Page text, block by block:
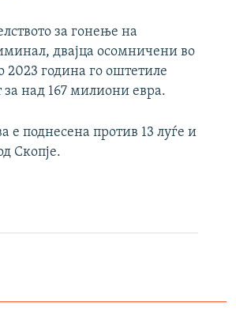
за гонење на
двајца осомничени во
2023 година го оштетиле
над 167 милиони евра.
е поднесена против 13 луѓе и
Скопје.